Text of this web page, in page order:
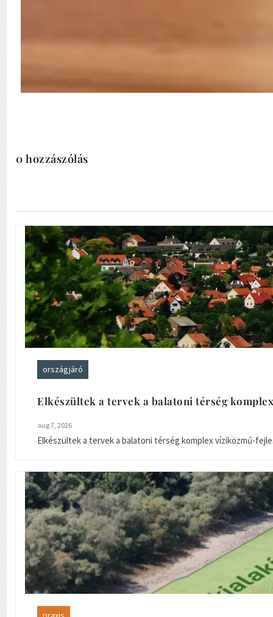
0 hozzászólás
országjáró
Elkészültek a tervek a balatoni térség
aug 7, 2026
Elkészültek a tervek a balatoni térség komplex víziközmű-